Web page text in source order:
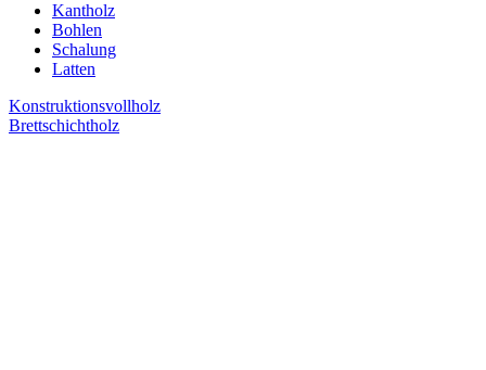
Kantholz
Bohlen
Schalung
Latten
Konstruktionsvollholz
Brettschichtholz